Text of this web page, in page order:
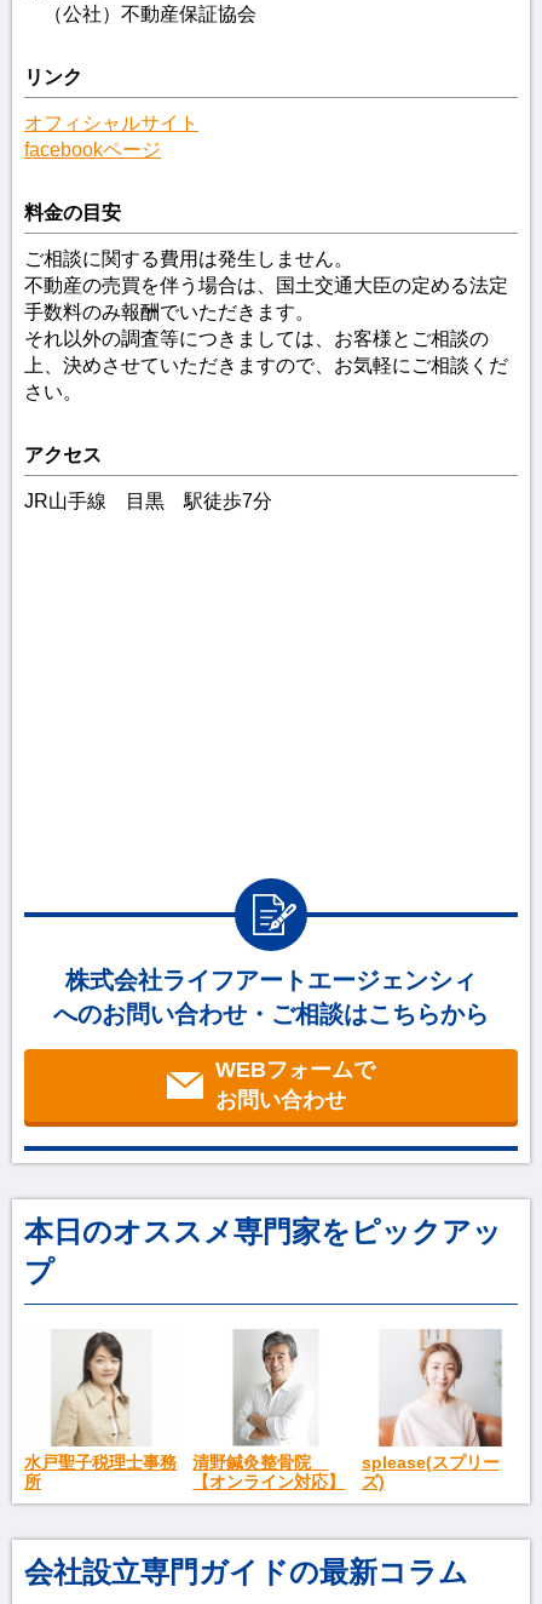
（公社）不動産保証協会
リンク
オフィシャルサイト
facebookページ
料金の目安
ご相談に関する費用は発生しません。
不動産の売買を伴う場合は、国土交通大臣の定める法定
手数料のみ報酬でいただきます。
それ以外の調査等につきましては、お客様とご相談の
上、決めさせていただきますので、お気軽にご相談くだ
さい。
アクセス
JR山手線 目黒 駅徒歩7分
株式会社ライフアートエージェンシィ
へのお問い合わせ・ご相談はこちらから
WEBフォームで
お問い合わせ
本日のオススメ専門家をピックアッ
プ
水戸聖子税理士事務
所
清野鍼灸整骨院
【オンライン対応】
splease(スプリー
ズ)
会社設立専門ガイドの最新コラム